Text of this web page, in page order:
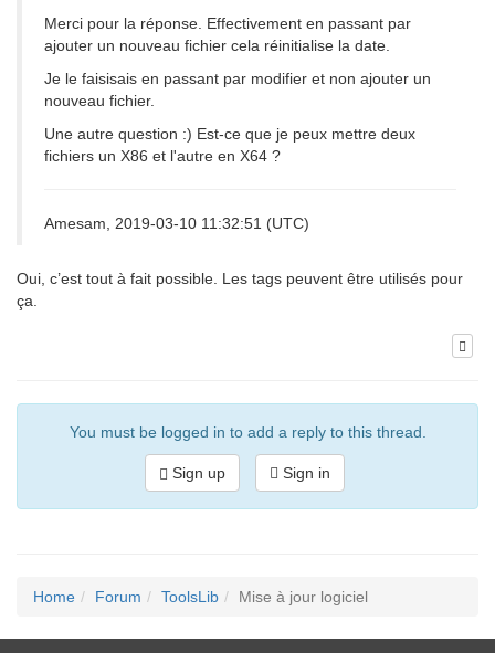
Merci pour la réponse. Effectivement en passant par
ajouter un nouveau fichier cela réinitialise la date.
Je le faisisais en passant par modifier et non ajouter un
nouveau fichier.
Une autre question :) Est-ce que je peux mettre deux
fichiers un X86 et l'autre en X64 ?
Amesam, 2019-03-10 11:32:51 (UTC)
Oui, c’est tout à fait possible. Les tags peuvent être utilisés pour
ça.
You must be logged in to add a reply to this thread.
Sign up Sign in
Home Forum ToolsLib Mise à jour logiciel